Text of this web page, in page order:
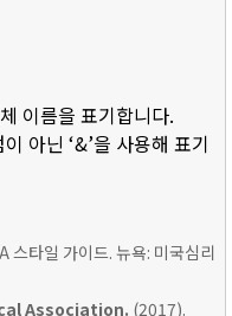
이름을 표기합니다.
아닌 ‘&’을 사용해 표기
스타일 가이드. 뉴욕: 미국심리
Association. (2017).